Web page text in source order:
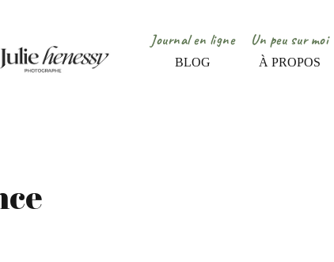
Journal en ligne
BLOG
Un peu sur moi
À PROPOS